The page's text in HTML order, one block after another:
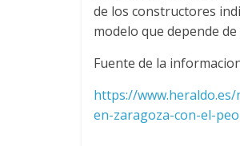
M
a
q
de los constructores
modelo que depende
Fuente de la
https://
en-zaragoza-con-el-